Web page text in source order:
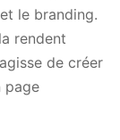
le branding.
rendent
de créer
page